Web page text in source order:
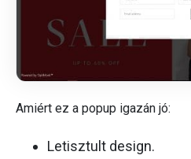
Amiért ez a popup igazán jó:
Letisztult design.